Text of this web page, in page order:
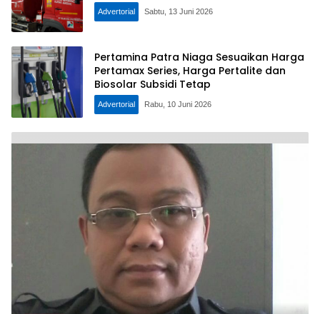
Advertorial Sabtu, 13 Juni 2026
Pertamina Patra Niaga Sesuaikan Harga
Pertamax Series, Harga Pertalite dan
Biosolar Subsidi Tetap
Advertorial Rabu, 10 Juni 2026